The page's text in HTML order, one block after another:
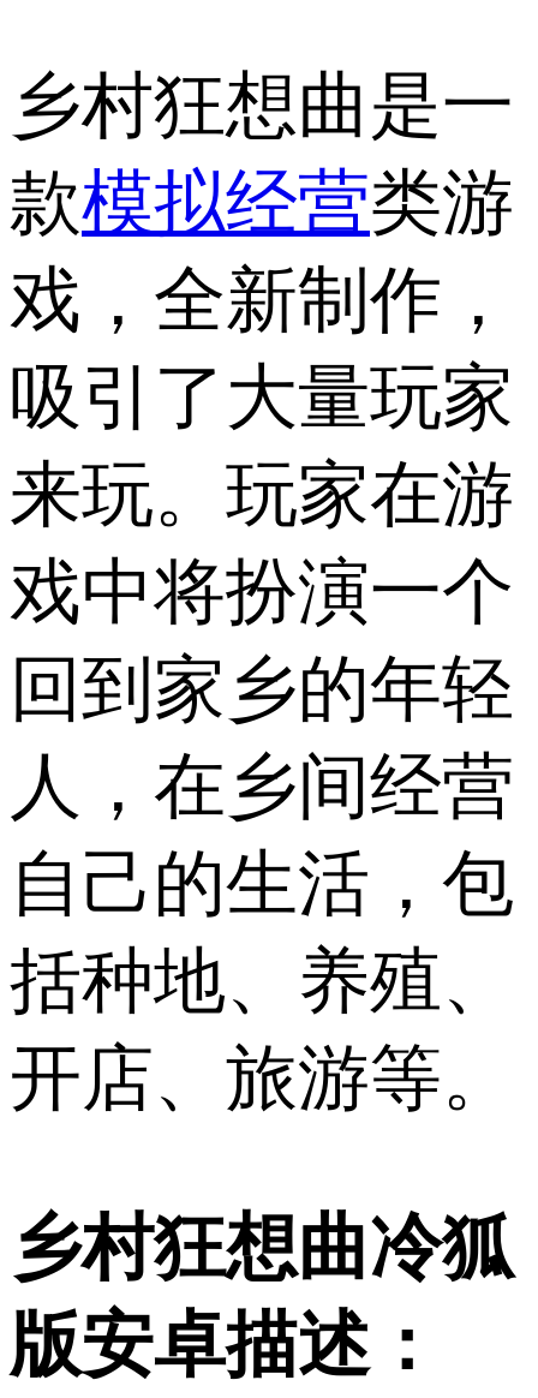
乡村狂想曲是一
款模拟经营类游
戏，全新制作，
吸引了大量玩家
来玩。玩家在游
戏中将扮演一个
回到家乡的年轻
人，在乡间经营
自己的生活，包
括种地、养殖、
开店、旅游等。
乡村狂想曲冷狐
版安卓描述：